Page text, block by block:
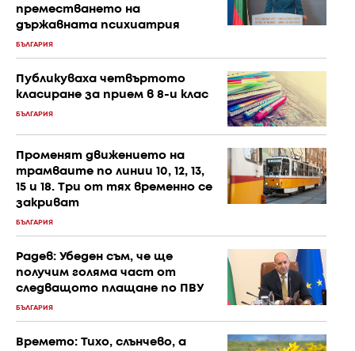
преместването на
държавната психиатрия
БЪЛГАРИЯ
Публикуваха четвъртото
класиране за прием в 8-и клас
БЪЛГАРИЯ
Променят движението на
трамваите по линии 10, 12, 13,
15 и 18. Три от тях временно се
закриват
БЪЛГАРИЯ
Радев: Убеден съм, че ще
получим голяма част от
следващото плащане по ПВУ
БЪЛГАРИЯ
Времето: Тихо, слънчево, а